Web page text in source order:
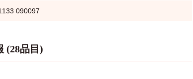
090097
(28品目)